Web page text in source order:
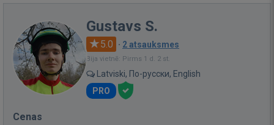
Gustavs S.
5.0 · 2 atsauksmes
Bija vietnē: Pirms 1 d. 2 st.
Latviski, По-русски, English
PRO
Cenas